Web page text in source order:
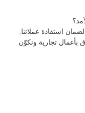
تجارية ونكوّن